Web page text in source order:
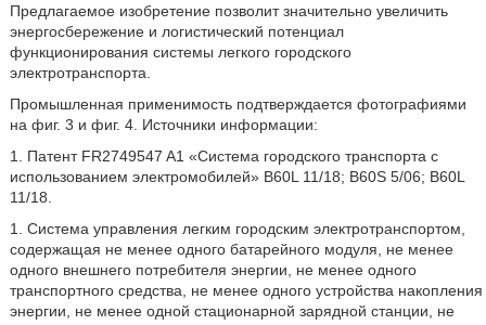
Предлагаемое изобретение позволит значительно увеличить
энергосбережение и логистический потенциал
функционирования системы легкого городского
электротранспорта.
Промышленная применимость подтверждается фотографиями
на фиг. 3 и фиг. 4. Источники информации:
1. Патент FR2749547 A1 «Система городского транспорта с
использованием электромобилей» B60L 11/18; B60S 5/06; B60L
11/18.
1. Система управления легким городским электротранспортом,
содержащая не менее одного батарейного модуля, не менее
одного внешнего потребителя энергии, не менее одного
транспортного средства, не менее одного устройства накопления
энергии, не менее одной стационарной зарядной станции, не